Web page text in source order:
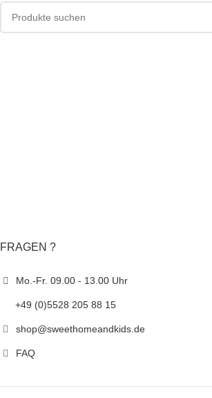
FRAGEN ?
Mo.-Fr. 09.00 - 13.00 Uhr
+49 (0)5528 205 88 15
shop@sweethomeandkids.de
FAQ